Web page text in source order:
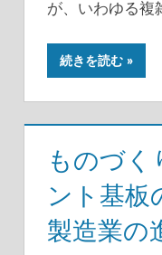
が、いわゆる複
続きを読む
ものづく
ント基板
製造業の